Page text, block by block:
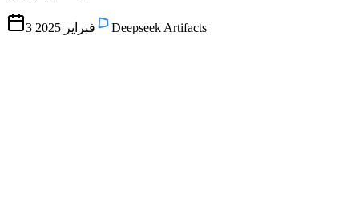
3 فبراير 2025 Deepseek Artifacts